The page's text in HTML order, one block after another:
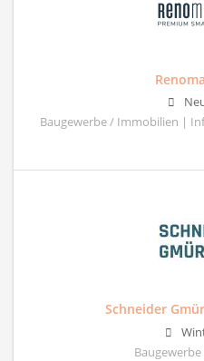
Baugewerbe / Immobilien |
Schneider